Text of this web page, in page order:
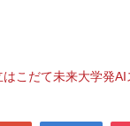
はこだて未来大学発